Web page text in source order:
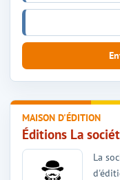
MAISON D'ÉDITION
Éditions La
La